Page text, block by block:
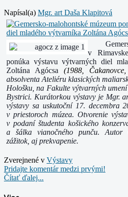
Napísal(a) Mgr. art Daša Klapitová
v
ponúka výstavu výtvarných diel
Zoltána Agócsa (1988,
absolventa Ateliéru klasických
Hološku, na Fakulte výtvarných
Bystrici. Kurátorkou výstavy je Mgr.
výstavy sa uskutoční 17. decembra
v priestoroch múzea. Otvorenie
v podaní študenta košického
a šálka vianočného punču. Autor
zážitok, aj prekvapenie.
Zverejnené v Výstavy
Pridajte komentár medzi prvými!
Čítať ďalej...